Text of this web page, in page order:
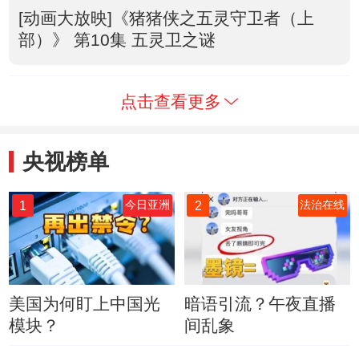
[动画大放映]《猪猪侠之五灵守卫者（上
部）》 第10集 五灵卫之谜
点击查看更多
央视榜单
1 今日亚洲
美国为何盯上中国光
模块？
2 法治在线
暗语引流？午夜直播
间乱象